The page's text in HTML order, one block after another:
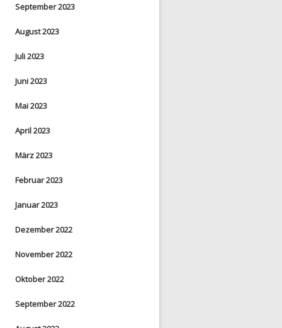
September 2023
August 2023
Juli 2023
Juni 2023
Mai 2023
April 2023
März 2023
Februar 2023
Januar 2023
Dezember 2022
November 2022
Oktober 2022
September 2022